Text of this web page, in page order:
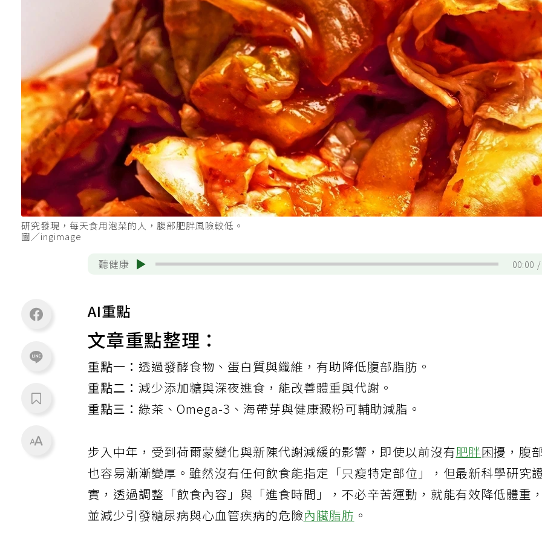
研究發現，每天食用泡菜的人，腹部肥胖風險較低。
圖／ingimage
聽健康 00:00
AI重點
文章重點整理：
重點一： 透過發酵食物、蛋白質與纖維，有助降低腹部脂肪。
重點二：減少添加糖與深夜進食，能改善體重與代謝。
重點三：綠茶、Omega-3、海帶芽與健康澱粉可輔助減脂。
步入中年，受到荷爾蒙變化與新陳代謝減緩的影響，即使以前沒有肥胖困擾，腹部
也容易漸漸變厚。雖然沒有任何飲食能指定「只瘦特定部位」，但最新科學研究
實，透過調整「飲食內容」與「進食時間」，不必辛苦運動，就能有效降低體重，
並減少引發糖尿病與心血管疾病的危險內臟脂肪 。